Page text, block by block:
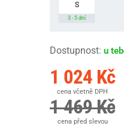
S
3 - 5 dní
Dostupnost: u
1 024 Kč
cena včetně DPH
1 469 Kč
cena před slevou